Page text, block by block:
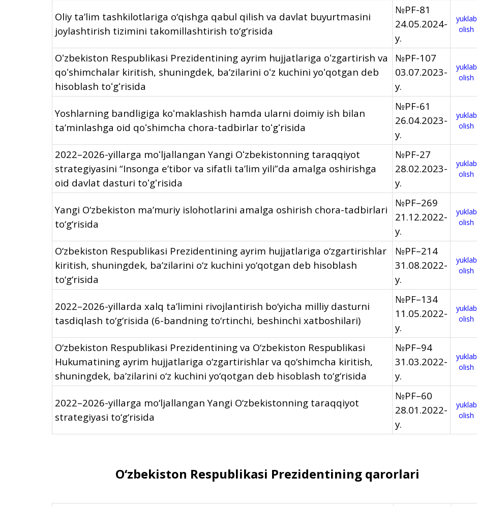
Oliy ta’lim tashkilotlariga o‘qishga qabul qilish va davlat buyurtmasini
joylashtirish tizimini takomillashtirish to‘g‘risida
№PF-81
24.05.2024-
y.
yuklab
olish
Oʻzbekiston Respublikasi Prezidentining ayrim hujjatlariga oʻzgartirish va
qoʻshimchalar kiritish, shuningdek, baʼzilarini oʻz kuchini yoʻqotgan deb
hisoblash toʻgʻrisida
№PF-107
03.07.2023-
y.
yuklab
olish
Yoshlarning bandligiga koʻmaklashish hamda ularni doimiy ish bilan
taʼminlashga oid qoʻshimcha chora-tadbirlar toʻgʻrisida
№PF-61
26.04.2023-
y.
yuklab
olish
2022–2026-yillarga moʻljallangan Yangi Oʻzbekistonning taraqqiyot
strategiyasini “Insonga eʼtibor va sifatli taʼlim yili”da amalga oshirishga
oid davlat dasturi toʻgʻrisida
№PF-27
28.02.2023-
y.
yuklab
olish
Yangi O‘zbekiston ma’muriy islohotlarini amalga oshirish chora-tadbirlari
to‘g‘risida
№PF–269
21.12.2022-
y.
yuklab
olish
O‘zbekiston Respublikasi Prezidentining ayrim hujjatlariga o‘zgartirishlar
kiritish, shuningdek, ba’zilarini o‘z kuchini yo‘qotgan deb hisoblash
to‘g‘risida
№PF–214
31.08.2022-
y.
yuklab
olish
2022–2026-yillarda xalq ta’limini rivojlantirish bo‘yicha milliy dasturni
tasdiqlash to‘g‘risida (6-bandning to‘rtinchi, beshinchi xatboshilari)
№PF–134
11.05.2022-
y.
yuklab
olish
O‘zbekiston Respublikasi Prezidentining va O‘zbekiston Respublikasi
Hukumatining ayrim hujjatlariga o‘zgartirishlar va qo‘shimcha kiritish,
shuningdek, ba’zilarini o‘z kuchini yo‘qotgan deb hisoblash to‘g‘risida
№PF–94
31.03.2022-
y.
yuklab
olish
2022–2026-yillarga mo‘ljallangan Yangi O‘zbekistonning taraqqiyot
strategiyasi to‘g‘risida
№PF–60
28.01.2022-
y.
yuklab
olish
O‘zbekiston Respublikasi Prezidentining qarorlari